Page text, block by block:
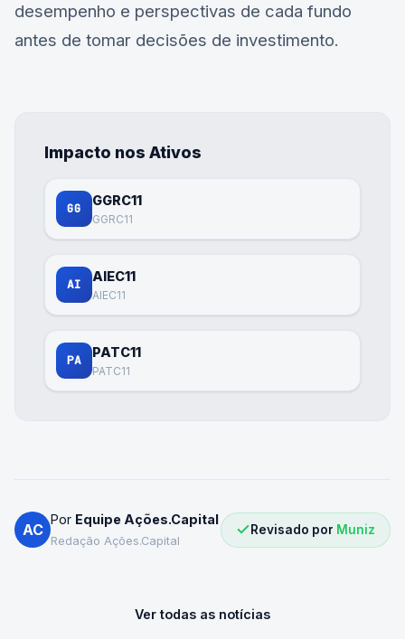
desempenho e perspectivas de cada fundo
antes de tomar decisões de investimento.
Impacto nos Ativos
GG
GGRC11
GGRC11
AI
AIEC11
AIEC11
PA
PATC11
PATC11
AC
Por Equipe Ações.Capital
Redação Ações.Capital
Revisado por Muniz
Ver todas as notícias